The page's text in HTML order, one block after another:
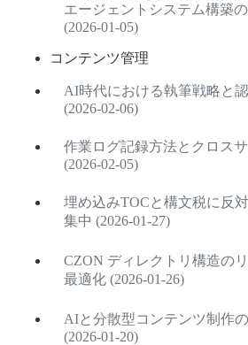
エージェントシステム構築
(2026-01-05)
コンテンツ管理
AI時代における執筆戦略と
(2026-02-06)
作業ログ記録方法とクロス
(2026-02-05)
埋め込みTOCと構文税に反
集中 (2026-01-27)
CZON ディレクトリ構造の
最適化 (2026-01-26)
AIと分散型コンテンツ制作
(2026-01-20)